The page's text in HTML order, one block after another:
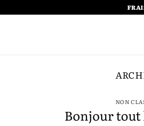
NON
Bonjour tout